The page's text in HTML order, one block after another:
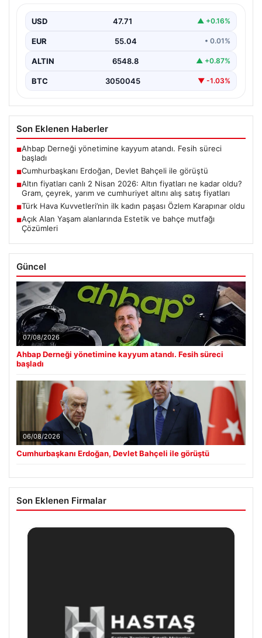
USD 47.71 ▲ +0.16%
EUR 55.04 • 0.01%
ALTIN 6548.8 ▲ +0.87%
BTC 3050045 ▼ -1.03%
Son Eklenen Haberler
■Ahbap Derneği yönetimine kayyum atandı. Fesih süreci
başladı
■Cumhurbaşkanı Erdoğan, Devlet Bahçeli ile görüştü
■Altın fiyatları canlı 2 Nisan 2026: Altın fiyatları ne kadar oldu?
Gram, çeyrek, yarım ve cumhuriyet altını alış satış fiyatları
■Türk Hava Kuvvetleri’nin ilk kadın paşası Özlem Karapınar oldu
■Açık Alan Yaşam alanlarında Estetik ve bahçe mutfağı
Çözümleri
Güncel
07/08/2026
Ahbap Derneği yönetimine kayyum atandı. Fesih süreci
başladı
06/08/2026
Cumhurbaşkanı Erdoğan, Devlet Bahçeli ile görüştü
Son Eklenen Firmalar